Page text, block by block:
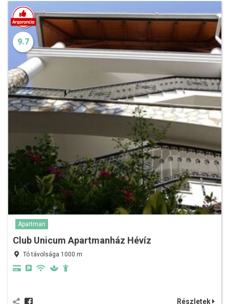
9.7
Apartman
Club Unicum Apartmanház Hévíz
Tó távolsága 1000 m
Részletek